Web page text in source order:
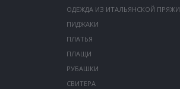
ОДЕЖДА ИЗ ИТАЛЬЯНСКОЙ ПРЯЖИ
ПИДЖАКИ
ПЛАТЬЯ
ПЛАЩИ
РУБАШКИ
СВИТЕРА